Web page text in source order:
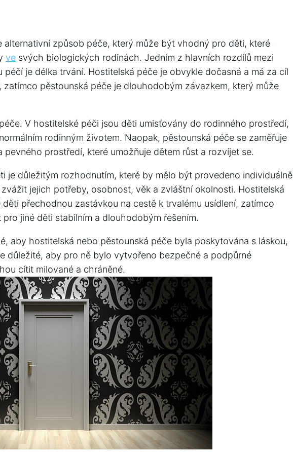
alternativní způsob​ péče, který může‌ být vhodný pro děti, které
ve svých biologických rodinách. Jedním z hlavních rozdílů mezi
péčí je délka trvání. Hostitelská péče je obvykle dočasná a má za cíl
pěstounská péče je dlouhodobým závazkem, který může
V hostitelské péči jsou děti umisťovány do rodinného prostředí,
rodinným životem. Naopak, pěstounská péče se zaměřuje
pevného prostředí, které umožňuje dětem růst‍ a rozvíjet se.
je důležitým ⁣rozhodnutím, které‌ by mělo být provedeno individuálně
jejich potřeby, osobnost, věk a zvláštní okolnosti. Hostitelská
přechodnou zastávkou na cestě k trvalému usídlení, zatímco
jiné děti stabilním a‍ dlouhodobým řešením.
‌aby ⁤hostitelská nebo pěstounská péče byla poskytována s láskou,
důležité, aby pro ně bylo vytvořeno bezpečné a podpůrné
cítit milované a chráněné.